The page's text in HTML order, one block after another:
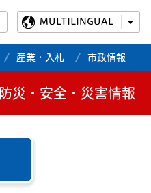
MULTILINGUAL
産業・入札 市政情報
防災・安全・災害情報